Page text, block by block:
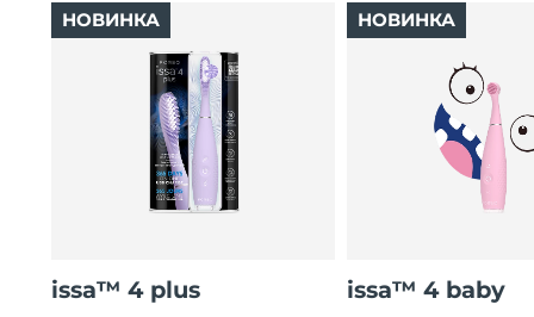
issa™ 4 plus
НОВИНКА
issa™ 4 baby
НОВИНКА